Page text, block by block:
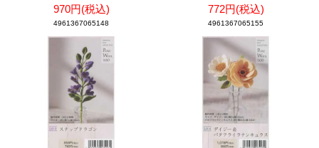
970円(税込)
4961367065148
772円(税込)
4961367065155